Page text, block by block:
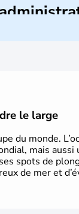
le large
du monde.
mais
spots de
de mer et